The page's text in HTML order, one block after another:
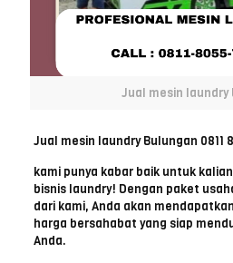
Jual mesin laundry
Jual mesin laundry Bulungan 0811
kami punya kabar baik untuk
bisnis laundry! Dengan paket
dari kami, Anda akan
harga bersahabat yang siap
Anda.